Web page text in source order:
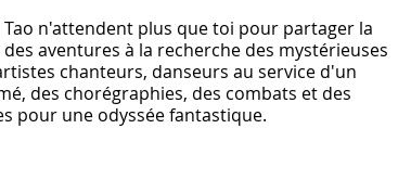
Tao n'attendent plus que toi pour partager la
aventures à la recherche des mystérieuses
chanteurs, danseurs au service d'un
des chorégraphies, des combats et des
pour une odyssée fantastique.